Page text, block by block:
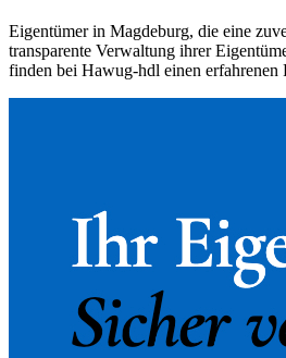
Eigentümer in Magdeburg, die eine
transparente Verwaltung ihrer
finden bei Hawug-hdl einen erfahrenen